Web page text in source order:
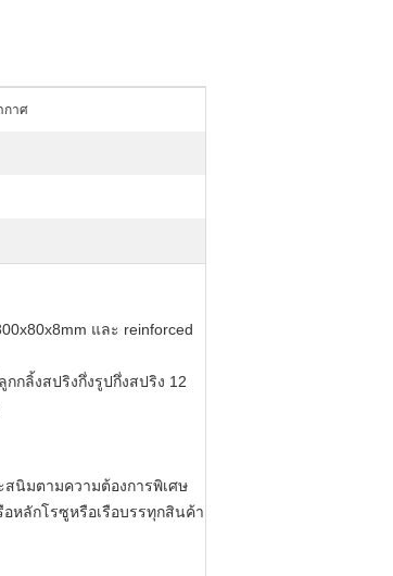
กาศ
และ reinforced
กลิ้งสปริงกึ่งรูปกึ่งสปริง 12
นิมตามความต้องการพิเศษ
หลักโรซูหรือเรือบรรทุกสินค้า